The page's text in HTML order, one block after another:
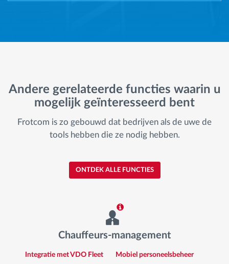
Andere gerelateerde functies waarin u
mogelijk geïnteresseerd bent
Frotcom is zo gebouwd dat bedrijven als de uwe de
tools hebben die ze nodig hebben.
ONTDEK ALLE FUNCTIES
Chauffeurs-management
Integratie met VDO Fleet Mobiel personeelsbeheer